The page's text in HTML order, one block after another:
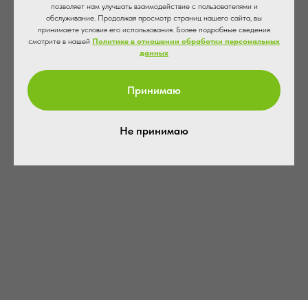
позволяет нам улучшать взаимодействие с пользователями и
обслуживание. Продолжая просмотр страниц нашего сайта, вы
принимаете условия его использования. Более подробные сведения
смотрите в нашей Политике в отношении обработки персональных
данных
Принимаю
Не принимаю
+7 (8442) 49-51-51
+7 (8442) 49-51-51